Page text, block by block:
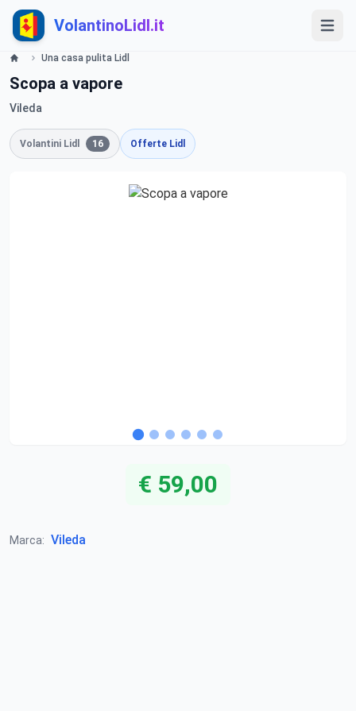
VolantinoLidl.it
Una casa pulita Lidl
Scopa a vapore
Vileda
Volantini Lidl 16 Offerte Lidl
€ 59,00
Marca: Vileda